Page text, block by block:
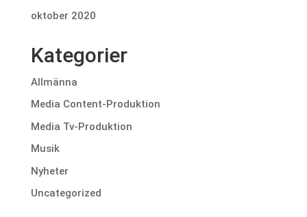
oktober 2020
Kategorier
Allmänna
Media Content-Produktion
Media Tv-Produktion
Musik
Nyheter
Uncategorized